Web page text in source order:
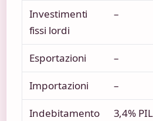
Investimenti
fissi lordi
–
Esportazioni –
Importazioni –
Indebitamento
3,4% PIL